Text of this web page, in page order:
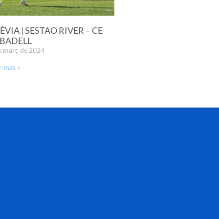
| SESTAO RIVER – CE
març de 2024
más »